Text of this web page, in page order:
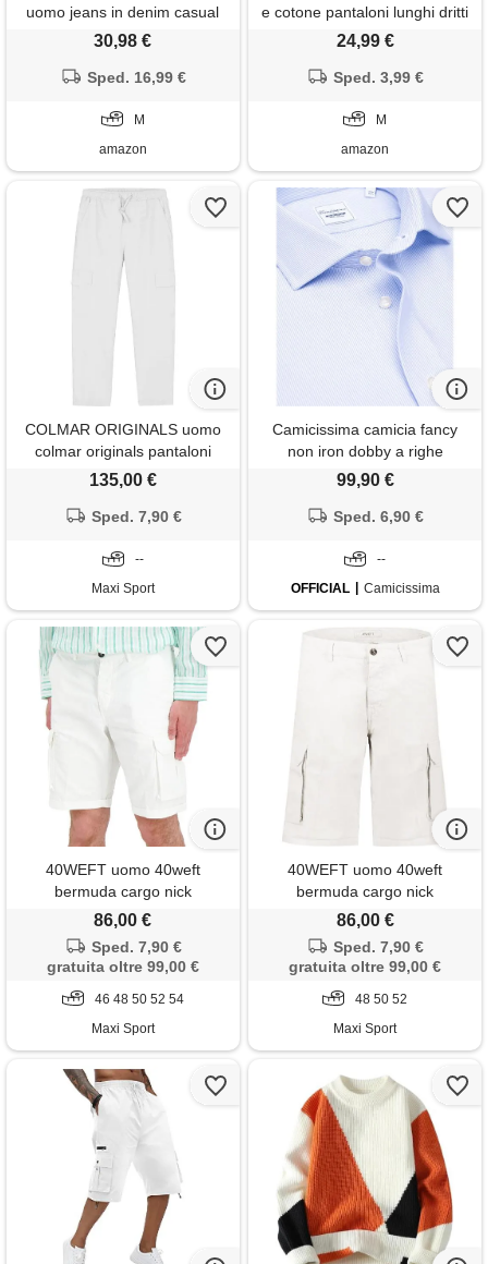
uomo jeans in denim casual
taglie forti cotone pantaloni
tasche moda multi tasche
bretelle
30,98 €
Sped. 16,99 €
M
amazon
e cotone pantaloni lunghi dritti
da uomo estivi leggeri e
lino uomo con comodo
24,99 €
Sped. 3,99 €
M
amazon
COLMAR ORIGINALS uomo
colmar originals pantaloni
cargo in cotone e lino
135,00 €
Sped. 7,90 €
--
Maxi Sport
Camicissima camicia fancy
non iron dobby a righe
azzurra slim francese - uomo
99,90 €
Sped. 6,90 €
--
OFFICIAL
Camicissima
40WEFT uomo 40weft
bermuda cargo nick
86,00 €
Sped. 7,90 €
gratuita oltre 99,00 €
46 48 50 52 54
Maxi Sport
40WEFT uomo 40weft
bermuda cargo nick
86,00 €
Sped. 7,90 €
gratuita oltre 99,00 €
48 50 52
Maxi Sport